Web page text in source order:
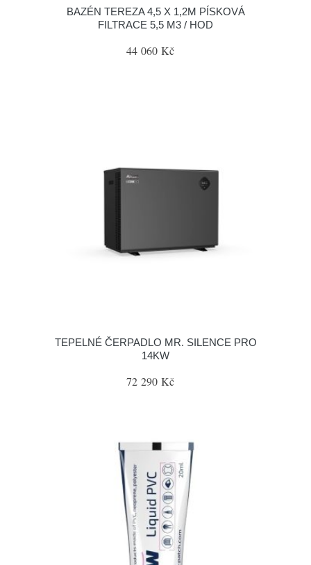
BAZÉN TEREZA 4,5 X 1,2M PÍSKOVÁ
FILTRACE 5,5 M3 / HOD
44 060 Kč
TEPELNÉ ČERPADLO MR. SILENCE PRO
14KW
72 290 Kč